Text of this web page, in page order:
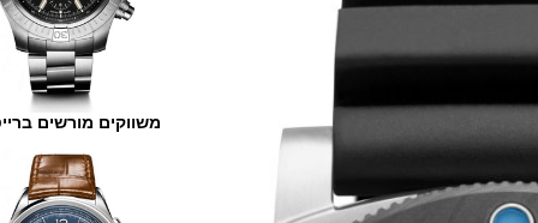
משווקים מורשים ברייטלינג